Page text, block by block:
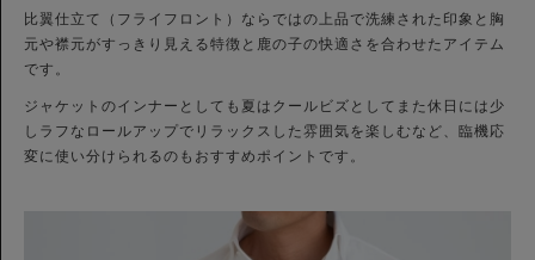
比翼仕立て（フライフロント）ならではの上品で洗練された印象と胸
元や襟元がすっきり見える特徴と鹿の子の快適さを合わせたアイテム
です。
ジャケットのインナーとしても夏はクールビズとしてまた休日には少
しラフなロールアップでリラックスした雰囲気を楽しむなど、臨機応
変に使い分けられるのもおすすめポイントです。